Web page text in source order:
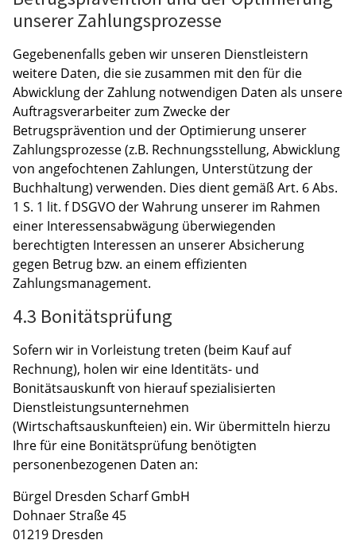
unserer Zahlungsprozesse
Gegebenenfalls geben wir unseren Dienstleistern
weitere Daten, die sie zusammen mit den für die
Abwicklung der Zahlung notwendigen Daten als unsere
Auftragsverarbeiter zum Zwecke der
Betrugsprävention und der Optimierung unserer
Zahlungsprozesse (z.B. Rechnungsstellung, Abwicklung
von angefochtenen Zahlungen, Unterstützung der
Buchhaltung) verwenden. Dies dient gemäß Art. 6 Abs.
1 S. 1 lit. f DSGVO der Wahrung unserer im Rahmen
einer Interessensabwägung überwiegenden
berechtigten Interessen an unserer Absicherung
gegen Betrug bzw. an einem effizienten
Zahlungsmanagement.
4.3 Bonitätsprüfung
Sofern wir in Vorleistung treten (beim Kauf auf
Rechnung), holen wir eine Identitäts- und
Bonitätsauskunft von hierauf spezialisierten
Dienstleistungsunternehmen
(Wirtschaftsauskunfteien) ein. Wir übermitteln hierzu
Ihre für eine Bonitätsprüfung benötigten
personenbezogenen Daten an:
Bürgel Dresden Scharf GmbH
Dohnaer Straße 45
01219 Dresden